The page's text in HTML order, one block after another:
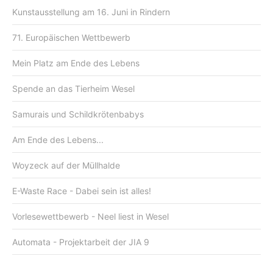
Kunstausstellung am 16. Juni in Rindern
71. Europäischen Wettbewerb
Mein Platz am Ende des Lebens
Spende an das Tierheim Wesel
Samurais und Schildkrötenbabys
Am Ende des Lebens...
Woyzeck auf der Müllhalde
E-Waste Race - Dabei sein ist alles!
Vorlesewettbewerb - Neel liest in Wesel
Automata - Projektarbeit der JIA 9